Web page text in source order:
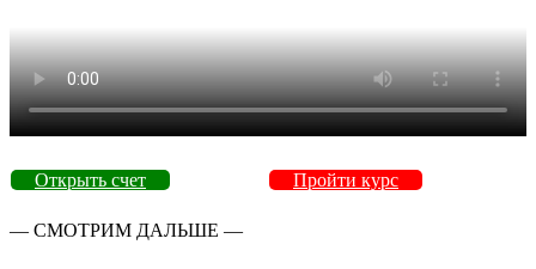
Открыть счет Пройти курс
— СМОТРИМ ДАЛЬШЕ —